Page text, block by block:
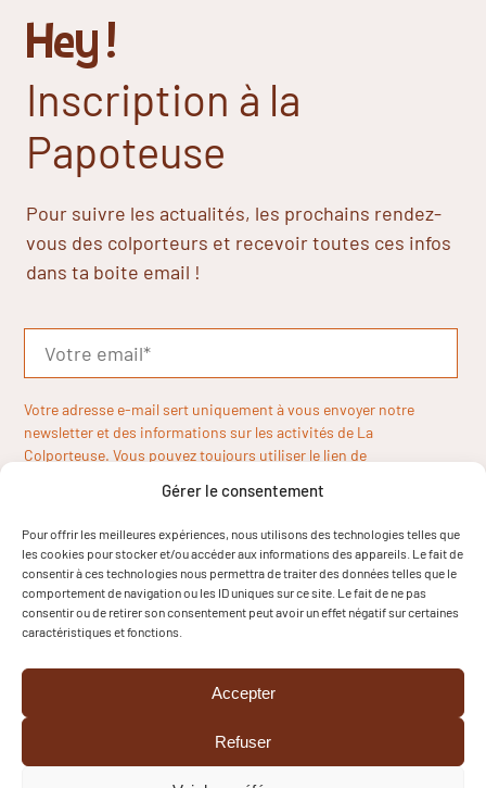
Gérer le consentement
Pour offrir les meilleures expériences, nous utilisons des technologies telles que
les cookies pour stocker et/ou accéder aux informations des appareils. Le fait de
consentir à ces technologies nous permettra de traiter des données telles que le
comportement de navigation ou les ID uniques sur ce site. Le fait de ne pas
consentir ou de retirer son consentement peut avoir un effet négatif sur certaines
caractéristiques et fonctions.
Accepter
Refuser
Hey !
Inscription à la
Papoteuse
Pour suivre les actualités, les prochains rendez-
vous des colporteurs et recevoir toutes ces infos
dans ta boite email !
Votre adresse e-mail sert uniquement à vous envoyer notre
newsletter et des informations sur les activités de La
Colporteuse. Vous pouvez toujours utiliser le lien de